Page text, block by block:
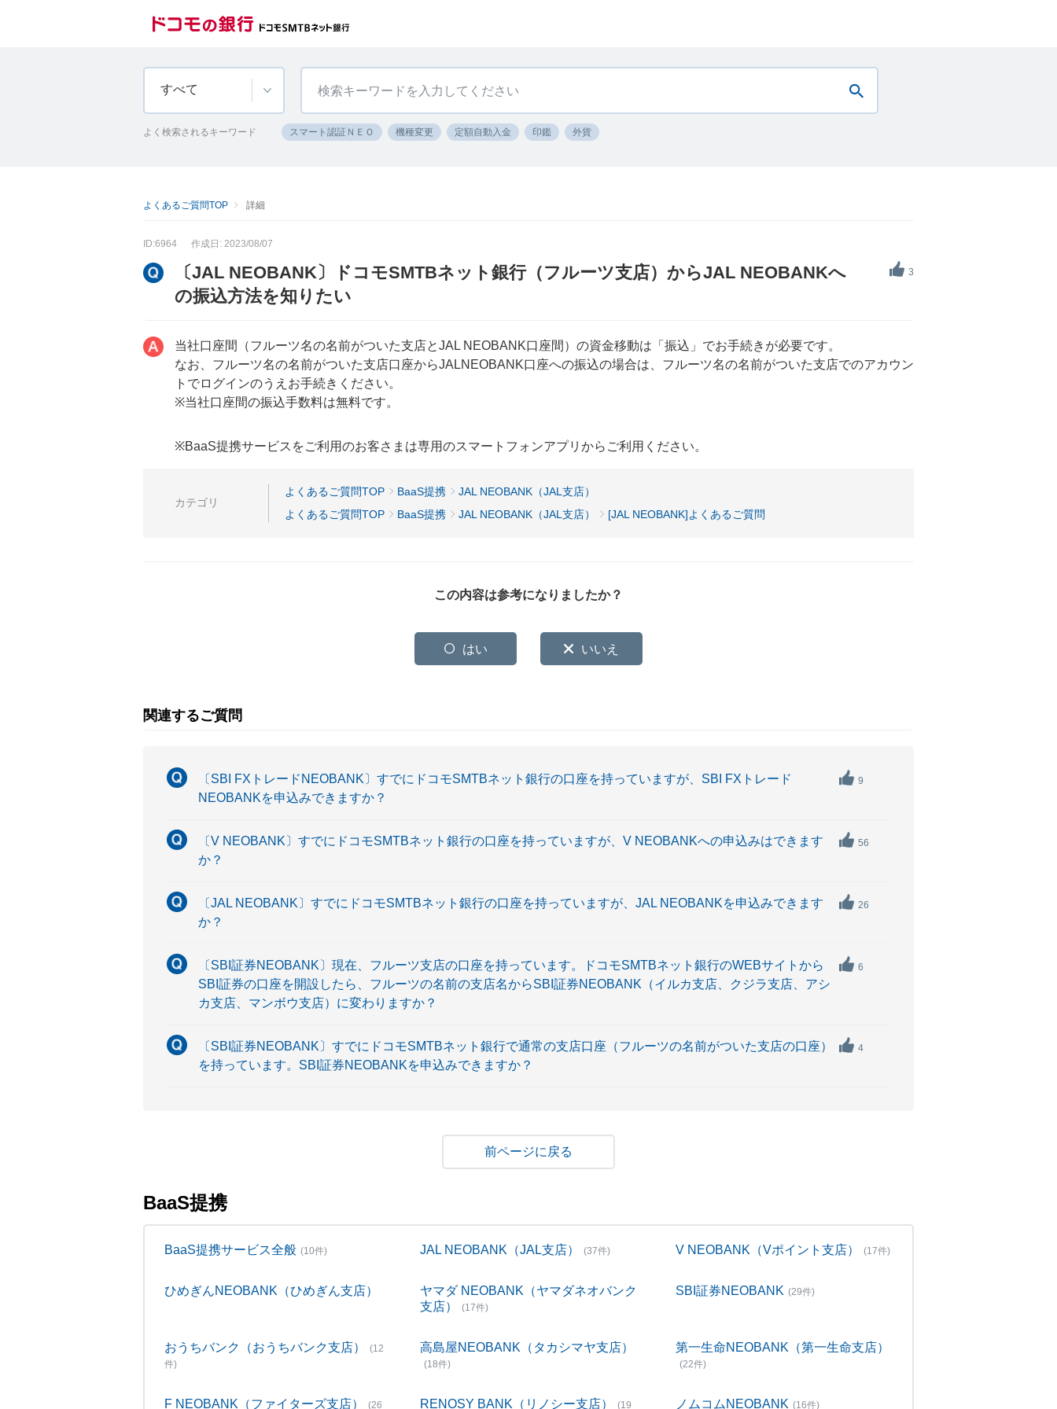
すべて
よく検索されるキーワード スマート認証ＮＥＯ 機種変更 定額自動入金 印鑑 外貨
よくあるご質問TOP 詳細
ID:6964 作成日: 2023/08/07
3
〔JAL NEOBANK〕ドコモSMTBネット銀行（フルーツ支店）からJAL NEOBANKへ
の振込方法を知りたい
当社口座間（フルーツ名の名前がついた支店とJAL NEOBANK口座間）の資金移動は「振込」でお手続きが必要です。
なお、フルーツ名の名前がついた支店口座からJALNEOBANK口座への振込の場合は、フルーツ名の名前がついた支店でのアカウン
トでログインのうえお手続きください。
※当社口座間の振込手数料は無料です。
※BaaS提携サービスをご利用のお客さまは専用のスマートフォンアプリからご利用ください。
カテゴリ
よくあるご質問TOP BaaS提携
JAL NEOBANK（JAL支店）
よくあるご質問TOP
BaaS提携 JAL NEOBANK（JAL支店） [JAL NEOBANK]よくあるご質問
この内容は参考になりましたか？
はい いいえ
関連するご質問
〔SBI FXトレードNEOBANK〕すでにドコモSMTBネット銀行の口座を持っていますが、SBI FXトレード
NEOBANKを申込みできますか？
9
〔V NEOBANK〕すでにドコモSMTBネット銀行の口座を持っていますが、V NEOBANKへの申込みはできます
か？
56
〔JAL NEOBANK〕すでにドコモSMTBネット銀行の口座を持っていますが、JAL NEOBANKを申込みできます
か？
26
〔SBI証券NEOBANK〕現在、フルーツ支店の口座を持っています。ドコモSMTBネット銀行のWEBサイトから
SBI証券の口座を開設したら、フルーツの名前の支店名からSBI証券NEOBANK（イルカ支店、クジラ支店、アシ
カ支店、マンボウ支店）に変わりますか？
6
〔SBI証券NEOBANK〕すでにドコモSMTBネット銀行で通常の支店口座（フルーツの名前がついた支店の口座）
を持っています。SBI証券NEOBANKを申込みできますか？
4
戻る
BaaS提携
BaaS提携サービス全般 (10件) JAL NEOBANK（JAL支店） (37件) V NEOBANK（Vポイント支店） (17件)
ひめぎんNEOBANK（ひめぎん支店）
ヤマダ NEOBANK（ヤマダネオバンク
支店）
(17件)
SBI証券NEOBANK (29件)
おうちバンク（おうちバンク支店）
(12
件)
高島屋NEOBANK（タカシマヤ支店）
(18件)
第一生命NEOBANK（第一生命支店）
(22件)
F NEOBANK（ファイターズ支店） (26 RENOSY BANK（リノシー支店） (19 ノムコムNEOBANK (16件)